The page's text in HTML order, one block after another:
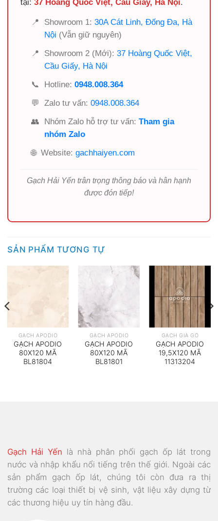
tại: 37 Hoàng Quốc Việt, Cầu Giấy, Hà Nội.
📍 Showroom 1: 30A Cát Linh, Đống Đa, Hà
Nội (Vẫn giữ nguyên)
📍
Showroom 2 (Mới): 37 Hoàng Quốc Việt,
Cầu Giấy, Hà Nội
📞
Hotline: 0948.008.364
💬
Zalo tư vấn: 0948.008.364
👥
Nhóm Zalo hỗ trợ tư vấn: Tham gia
nhóm Zalo
🌐 Website: gachhaiyen.com
Gạch Hải Yến trân trọng thông báo và hân hạnh
được đón tiếp!
SẢN PHẨM TƯƠNG TỰ
GẠCH APODIO
GẠCH APODIO
80X120 MÃ
BL81804
GẠCH APODIO
GẠCH APODIO
80X120 MÃ
BL81801
GẠCH GIẢ GỖ
GẠCH APODIO
19,5X120 MÃ
11313204
Gạch Hải Yến là nhà phân phối gạch ốp lát trong
nước và nhập khẩu nổi tiếng trên thế giới. Ngoài các
sản phẩm gạch ốp lát, chúng tôi còn đưa ra thị
trường các loại thiết bị vệ sinh, vật liệu xây dựng từ
các thương hiệu uy tín hàng đầu.